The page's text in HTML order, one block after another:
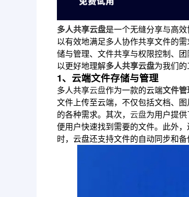
多人共享云盘是一个无缝分享与高
以有效地满足多人协作共享文件的
储与管理、文件共享与权限控制、
以更好地理解多人共享云盘为我们
1、云端文件存储与管理
多人共享云盘作为一款的云端文件管
文件上传至云端，不仅包括文档、
的各种需求。其次， 云盘为用户提
便用户快速找到需要的文件。此外
时，云盘还支持文件的自动同步和